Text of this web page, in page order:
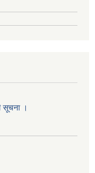
सूचना ‌।